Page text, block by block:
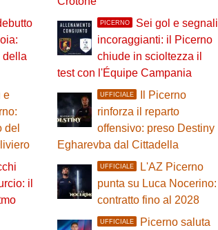
della
PICERNO
Sei gol e segnali
incoraggianti: il Picerno
chiude in scioltezza il
test con l'Équipe Campania
e
del
UFFICIALE
Il Picerno
rinforza il reparto
offensivo: preso Destiny
Egharevba dal Cittadella
il
UFFICIALE
L'AZ Picerno
punta su Luca Nocerino:
contratto fino al 2028
UFFICIALE
Picerno saluta